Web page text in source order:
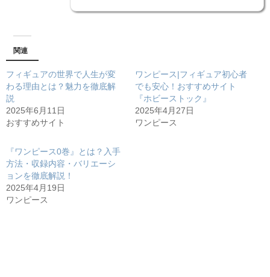
関連
フィギュアの世界で人生が変
わる理由とは？魅力を徹底解
説
2025年6月11日
おすすめサイト
ワンピース|フィギュア初心者
でも安心！おすすめサイト
『ホビーストック』
2025年4月27日
ワンピース
『ワンピース0巻』とは？入手
方法・収録内容・バリエーシ
ョンを徹底解説！
2025年4月19日
ワンピース